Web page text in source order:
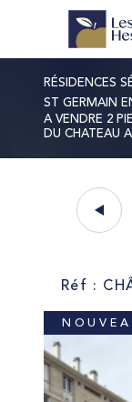
RÉSIDENCES
ST GERMAIN
A VENDRE 2
DU CHATEAU
Réf :